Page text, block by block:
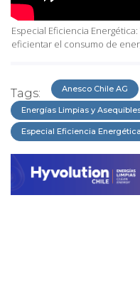
Especial Eficiencia
eficientar el consumo de
Tags: Anesco Chile AG
Energías Limpias y
Especial Eficiencia Energética